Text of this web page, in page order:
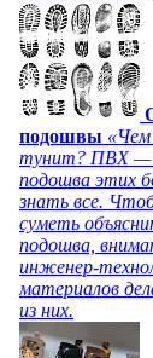
подошвы
тунит? ПВХ —
подошва этих
знать все.
суметь
подошва,
инженер-
материалов
из них.